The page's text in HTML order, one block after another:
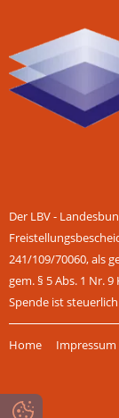
Der LBV -
241/109/70060, als
gem. § 5 Abs. 1 Nr.
Spende ist
überspringen
Home Impressum